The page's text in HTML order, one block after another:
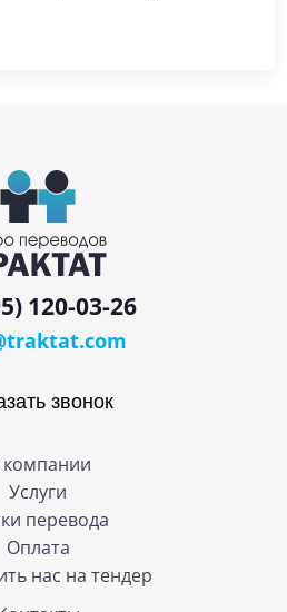
звонок
Услуги
перевода
Оплата
нас на тендер
120-03-26